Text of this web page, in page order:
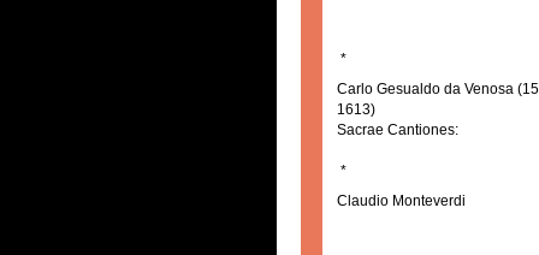
*
Carlo Gesualdo da Venosa
1613)
Sacrae Cantiones:
*
Claudio Monteverdi